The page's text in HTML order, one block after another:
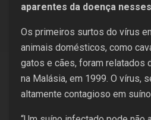
aparentes da doença
Os primeiros surtos do vírus
animais domésticos, como
gatos e cães, foram relatados
na Malásia, em 1999. O vírus,
altamente contagioso em